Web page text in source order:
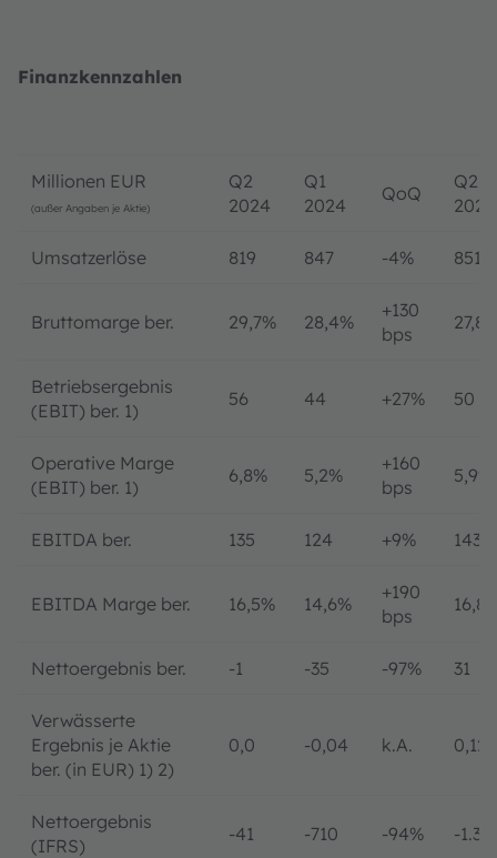
Finanzkennzahlen
Millionen EUR
(außer Angaben je Aktie)
Q2
2024
Q1
2024
QoQ
Q2
2023
Umsatzerlöse 819 847 -4% 851
Bruttomarge ber. 29,7% 28,4%
+130
bps
Betriebsergebnis
(EBIT) ber. 1)
56 44 +27% 50
Operative Marge
(EBIT) ber. 1)
6,8% 5,2%
+160
bps
5,9%
EBITDA ber. 135 124 +9% 143
EBITDA Marge ber. 16,5% 14,6%
+190
bps
Nettoergebnis ber. -1 -35 -97% 31
Verwässerte
Ergebnis je Aktie
ber. (in EUR) 1) 2)
0,0 -0,04 k.A. 0,12
Nettoergebnis
(IFRS)
-41 -710 -94% -